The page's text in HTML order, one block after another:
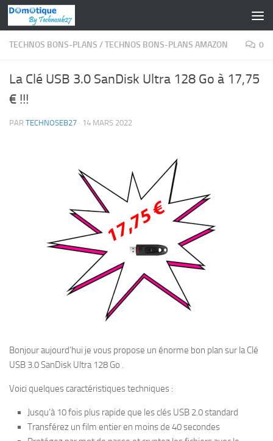
Skip to content
TECHNOS BONS-PLANS /TECHNOS BONS-PLANS AMAZON 0
La Clé USB 3.0 SanDisk Ultra 128 Go à 17,75
€ !!!
PAR TECHNOSEB27 · 14 MARS 2022
Bonjour aujourd’hui je vous propose un énorme bon plan sur la Clé
USB 3.0 SanDisk Ultra 128 Go .
Voici quelques caractéristiques techniques :
Jusqu’à 10 fois plus rapide que les clés USB 2.0 standard
Transférez un film entier en moins de 40 secondes